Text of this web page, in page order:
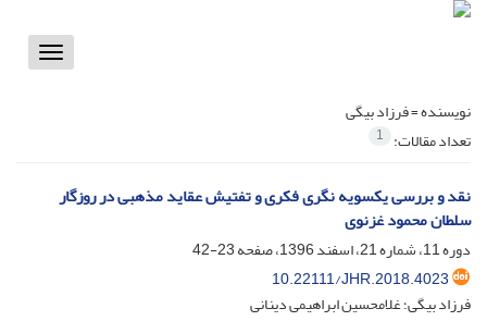
Toggle
نویسنده =فرزاد بیگی
تعداد مقالات: 1
نقد و بررسی یکسویه نگری فکری و تفتیش عقاید مذهبی در روزگار
سلطان محمود غزنوی
دوره 11، شماره 21، اسفند 1396، صفحه
23-42
10.22111/JHR.2018.4023
فرزاد بیگی؛ غلامحسین ابراهیمی دینانی